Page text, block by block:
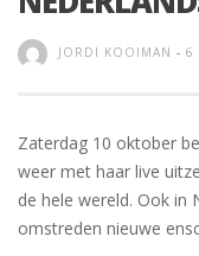
JORDI KOOIMAN - 6
Zaterdag 10 oktober
weer met haar live
de hele wereld. Ook in
omstreden nieuwe